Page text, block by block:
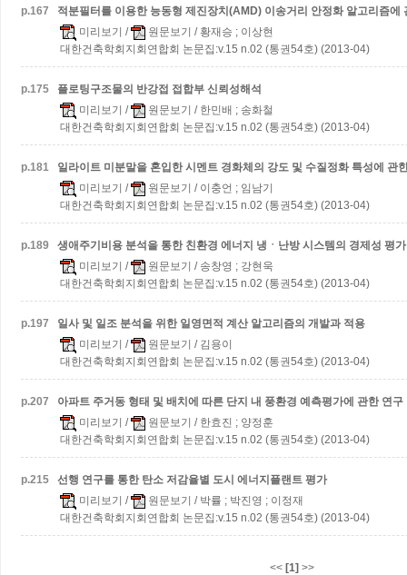
p.167
적분필터를 이용한 능동형 제진장치(AMD) 이송거리 안정화 알고리즘에
미리보기 / 원문보기 / 황재승 ; 이상현
대한건축학회지회연합회 논문집:v.15 n.02 (통권54호) (2013-04)
p.175
플로팅구조물의 반강접 접합부 신뢰성해석
미리보기 / 원문보기 / 한민배 ; 송화철
대한건축학회지회연합회 논문집:v.15 n.02 (통권54호) (2013-04)
p.181
일라이트 미분말을 혼입한 시멘트 경화체의 강도 및 수질정화 특성에 관
미리보기 / 원문보기 / 이충언 ; 임남기
대한건축학회지회연합회 논문집:v.15 n.02 (통권54호) (2013-04)
p.189
생애주기비용 분석을 통한 친환경 에너지 냉ㆍ난방 시스템의 경제성 평가
미리보기 / 원문보기 / 송창영 ; 강현욱
대한건축학회지회연합회 논문집:v.15 n.02 (통권54호) (2013-04)
p.197
일사 및 일조 분석을 위한 일영면적 계산 알고리즘의 개발과 적용
미리보기 / 원문보기 / 김용이
대한건축학회지회연합회 논문집:v.15 n.02 (통권54호) (2013-04)
p.207
아파트 주거동 형태 및 배치에 따른 단지 내 풍환경 예측평가에 관한 연구
미리보기 / 원문보기 / 한효진 ; 양정훈
대한건축학회지회연합회 논문집:v.15 n.02 (통권54호) (2013-04)
p.215
선행 연구를 통한 탄소 저감율별 도시 에너지플랜트 평가
미리보기 / 원문보기 / 박률 ; 박진영 ; 이정재
대한건축학회지회연합회 논문집:v.15 n.02 (통권54호) (2013-04)
<< [1] >>